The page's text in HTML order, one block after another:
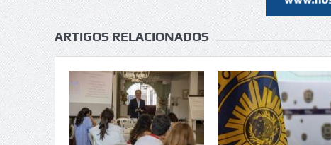
ARTIGOS RELACIONADOS